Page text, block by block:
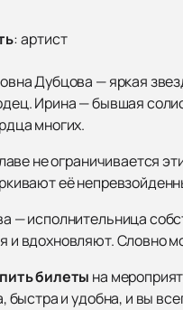
:артист
Дубцова — яркая
Ирина — бывшая
многих.
не ограничивается
её
— исполнительница
и вдохновляют. Словно
билеты на
быстра и удобна, и вы